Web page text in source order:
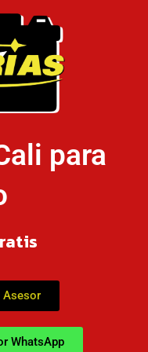
para
Asesor
WhatsApp